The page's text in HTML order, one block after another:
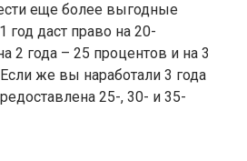
еще более выгодные
год даст право на 20-
2 года – 25 процентов и на 3
же вы наработали 3 года
25-, 30- и 35-